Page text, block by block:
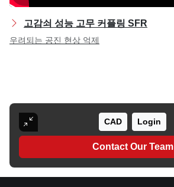
고감쇠 성능 고무 커플링 SFR
우려되는 공진 현상 억제
CAD Login
Contact Our Team